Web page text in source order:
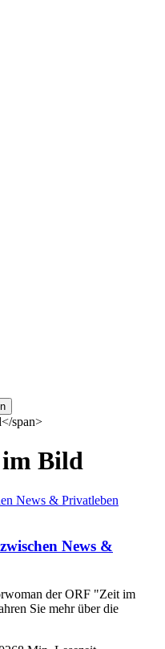
span>
Bild
News &
der ORF "Zeit im
Sie mehr über die